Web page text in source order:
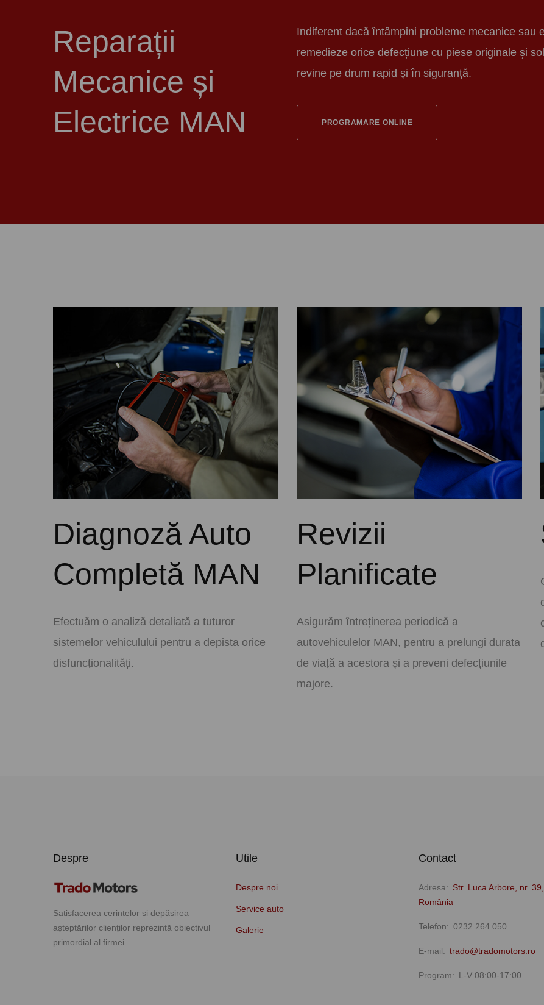
Reparații
Mecanice și
Electrice MAN
Indiferent dacă întâmpini probleme mecanice sau
remedieze orice defecțiune cu piese originale și
revine pe drum rapid și în siguranță.
PROGRAMARE ONLINE
Diagnoză Auto
Completă MAN
Efectuăm o analiză detaliată a tuturor
sistemelor vehiculului pentru a depista orice
disfuncționalități.
Revizii
Planificate
Asigurăm întreținerea periodică a
autovehiculelor MAN, pentru a prelungi durata
de viață a acestora și a preveni defecțiunile
majore.
Despre
Satisfacerea cerințelor și depășirea
așteptărilor clienților reprezintă obiectivul
primordial al firmei.
Utile
Despre noi
Service auto
Galerie
Contact
Adresa
Str. Luca Arbore, nr.
România
Telefon 0232.264.050
E-mail trado@tradomotors.ro
Program L-V 08:00-17:00